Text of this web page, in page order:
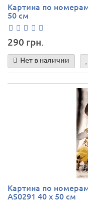
Картина по
50 см
290 грн.
Нет в наличии
Картина по
AS0291 40 х 50 см